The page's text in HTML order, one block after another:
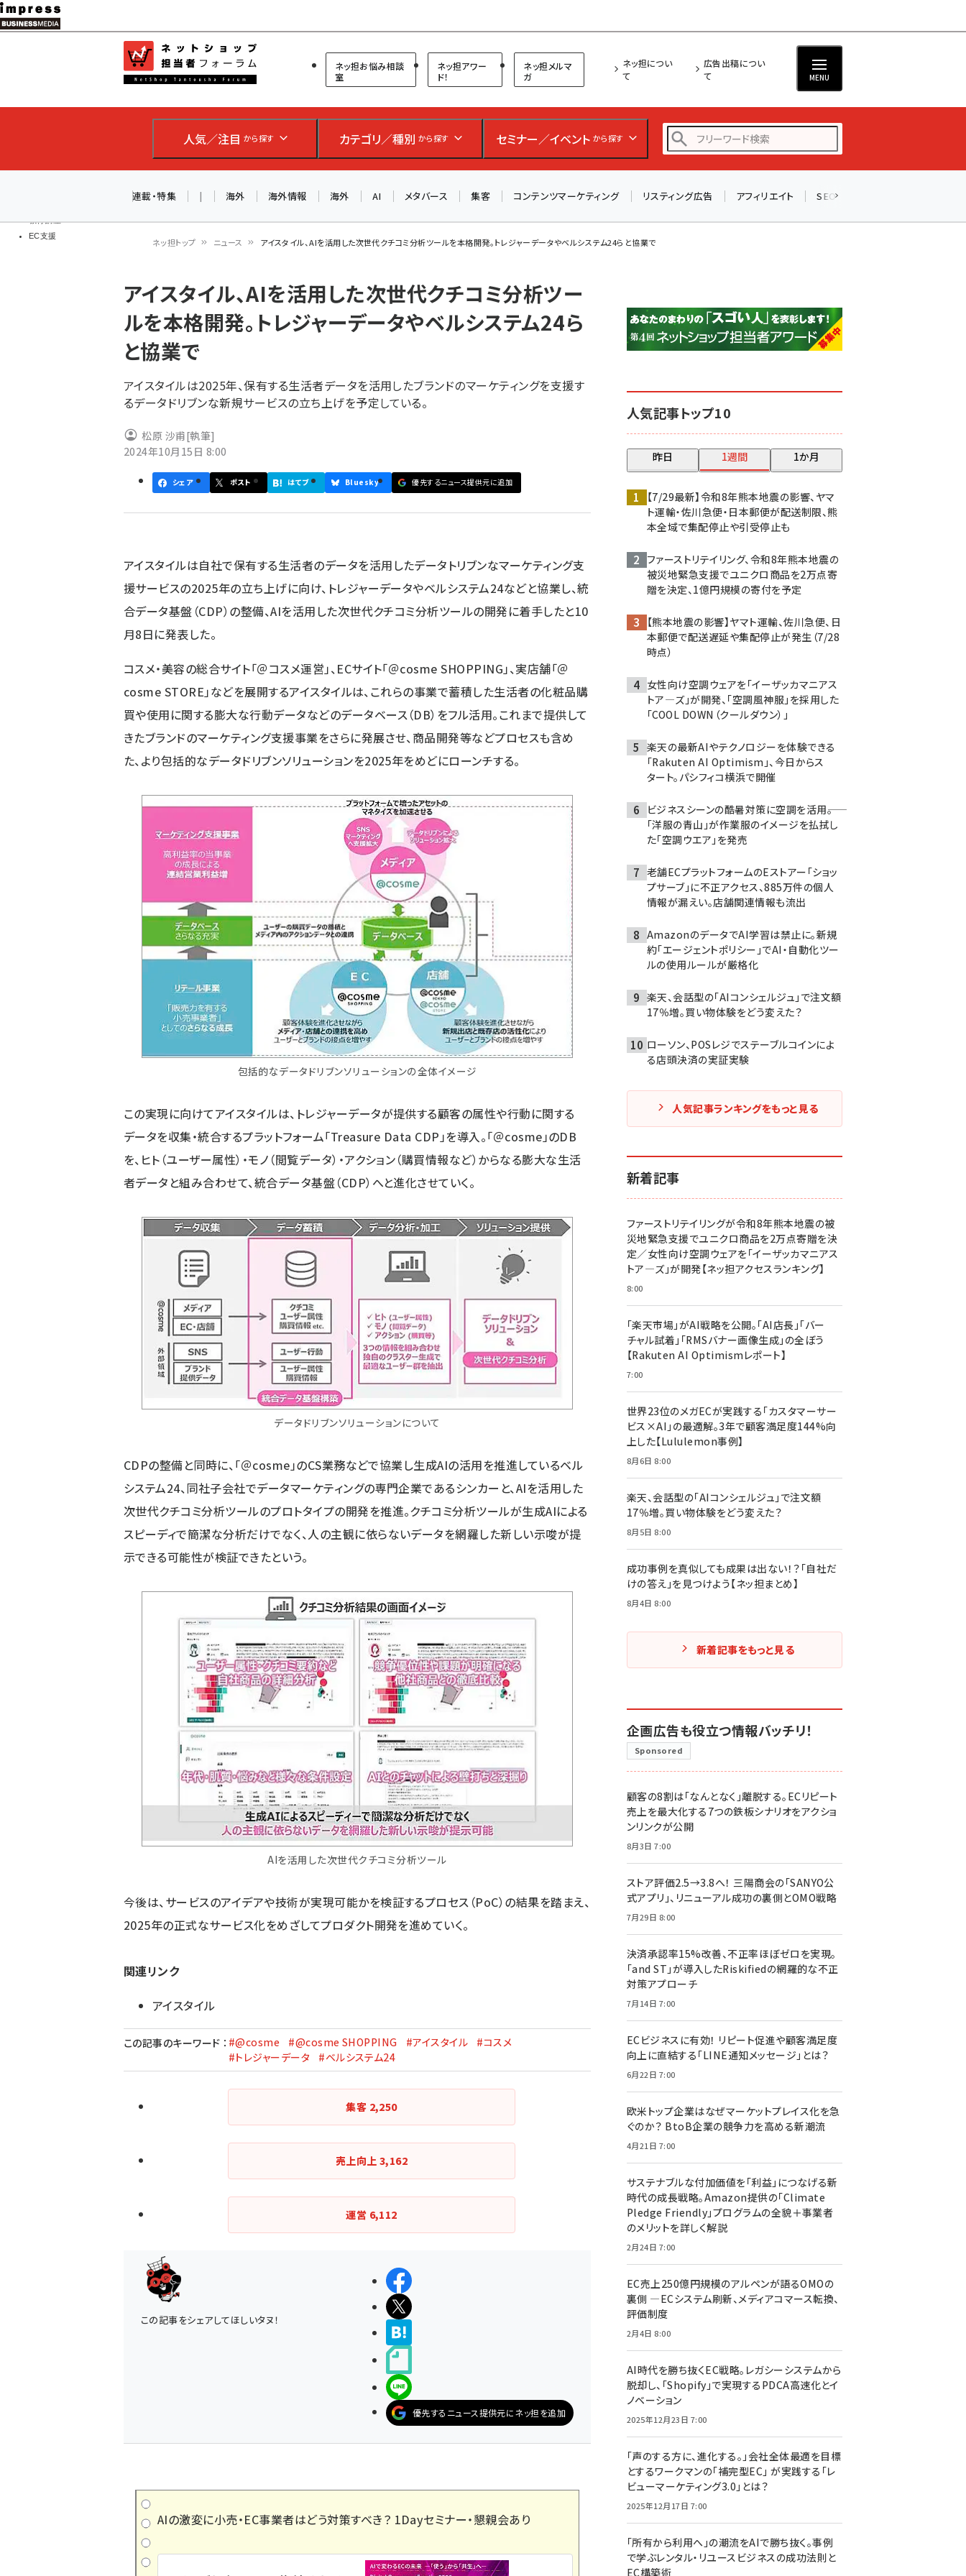
メ
イ
ン
ツ
移
教育講座
EC支援
ネットショップ担当者フォーラム
ネッ担お悩み相談
室
ネッ担アワー
ド！
ネッ担メルマ
ガ
ネッ担につい
て
広告出稿につい
て
MENU
人気／注目 から探す カテゴリ／種別 から探す セミナー／イベント から探す
アスクル (1119)
base (1075)
連載・特集 | 海外 海外情報 海外 AI メタバース 集客 コンテンツマーケティング リスティング広告 アフィリエイト SEO
ン
く
ず
ネッ担トップ ニュース アイスタイル、AIを活用した次世代クチコミ分析ツールを本格開発。トレジャーデータやベルシステム24らと協業で
アイスタイル、AIを活用した次世代クチコミ分析ツー
ルを本格開発。トレジャーデータやベルシステム24ら
と協業で
アイスタイルは2025年、保有する生活者データを活用したブランドのマーケティングを支援す
るデータドリブンな新規サービスの立ち上げを予定している。
松原 沙甫[執筆]
2024年10月15日 8:00
シェア ポスト はてブ Bluesky 優先するニュース提供元に追加
アイスタイルは自社で保有する生活者のデータを活用したデータトリブンなマーケティング支
援サービスの2025年の立ち上げに向け、トレジャーデータやベルシステム24などと協業し、統
合データ基盤（CDP）の整備、AIを活用した次世代クチコミ分析ツールの開発に着手したと10
月8日に発表した。
コスメ・美容の総合サイト「＠コスメ運営」、ECサイト「＠cosme SHOPPING」、実店舗「＠
cosme STORE」などを展開するアイスタイルは、これらの事業で蓄積した生活者の化粧品購
買や使用に関する膨大な行動データなどのデータベース（DB）をフル活用。これまで提供して
きたブランドのマーケティング支援事業をさらに発展させ、商品開発等などプロセスも含め
た、より包括的なデータドリブンソリューションを2025年をめどにローンチする。
包括的なデータドリブンソリューションの全体イメージ​​​​​
この実現に向けてアイスタイルは、トレジャーデータが提供する顧客の属性や行動に関する
データを収集・統合するプラットフォーム「Treasure Data CDP」を導入。「＠cosme」のDB
を、ヒト（ユーザー属性）・モノ（閲覧データ）・アクション（購買情報など）からなる膨大な生活
者データと組み合わせて、統合データ基盤（CDP）へと進化させていく。
データドリブンソリューションについて
CDPの整備と同時に、「＠cosme」のCS業務などで協業し生成AIの活用を推進しているベル
システム24、同社子会社でデータマーケティングの専門企業であるシンカーと、AIを活用した
次世代クチコミ分析ツールのプロトタイプの開発を推進。クチコミ分析ツールが生成AIによる
スピーディで簡潔な分析だけでなく、人の主観に依らないデータを網羅した新しい示唆が提
示できる可能性が検証できたという。
AIを活用した次世代クチコミ分析ツール
今後は、サービスのアイデアや技術が実現可能かを検証するプロセス（PoC）の結果を踏まえ、
2025年の正式なサービス化をめざしてプロダクト開発を進めていく。
関連リンク
アイスタイル
この記事のキーワード ： #@cosme #@cosme SHOPPING #アイスタイル
#コスメ
#トレジャーデータ
#ベルシステム24
集客 2,250
売上向上 3,162
運営 6,112
この記事をシェアしてほしいタヌ！
優先するニュース提供元にネッ担を追加
AIの激変に小売・EC事業者はどう対策すべき？ 1Dayセミナー・懇親会あり
人気記事トップ10
昨日 1週間 1か月
【7/29最新】令和8年熊本地震の影響、ヤマ
ト運輸・佐川急便・日本郵便が配送制限、熊
本全域で集配停止や引受停止も
ファーストリテイリング、令和8年熊本地震の
被災地緊急支援でユニクロ商品を2万点寄
贈を決定、1億円規模の寄付を予定
【熊本地震の影響】ヤマト運輸、佐川急便、日
本郵便で配送遅延や集配停止が発生（7/28
時点）
女性向け空調ウェアを「イーザッカマニアス
トア―ズ」が開発、「空調風神服」を採用した
「COOL DOWN（クールダウン）」
楽天の最新AIやテクノロジーを体験できる
「Rakuten AI Optimism」、今日からス
タート。パシフィコ横浜で開催
ビジネスシーンの酷暑対策に空調を活用――。
「洋服の青山」が作業服のイメージを払拭し
た「空調ウエア」を発売
老舗ECプラットフォームのEストアー「ショッ
プサーブ」に不正アクセス、885万件の個人
情報が漏えい。店舗関連情報も流出
AmazonのデータでAI学習は禁止に。新規
約「エージェントポリシー」でAI・自動化ツー
ルの使用ルールが厳格化
楽天、会話型の「AIコンシェルジュ」で注文額
17％増。買い物体験をどう変えた？
ローソン、POSレジでステーブルコインによ
る店頭決済の実証実験
人気記事ランキングをもっと見る
新着記事
ファーストリテイリングが令和8年熊本地震の被
災地緊急支援でユニクロ商品を2万点寄贈を決
定／女性向け空調ウェアを「イーザッカマニアス
トア―ズ」が開発【ネッ担アクセスランキング】
8:00
「楽天市場」がAI戦略を公開。「AI店長」「バー
チャル試着」「RMSバナー画像生成」の全ぼう
【Rakuten AI Optimismレポート】
7:00
世界23位のメガECが実践する「カスタマーサー
ビス×AI」の最適解。3年で顧客満足度144%向
上した【Lululemon事例】
8月6日 8:00
楽天、会話型の「AIコンシェルジュ」で注文額
17％増。買い物体験をどう変えた？
8月5日 8:00
成功事例を真似しても成果は出ない！？「自社だ
けの答え」を見つけよう【ネッ担まとめ】
8月4日 8:00
新着記事をもっと見る
企画広告も役立つ情報バッチリ！
Sponsored
顧客の8割は「なんとなく」離脱する。ECリピート
売上を最大化する7つの鉄板シナリオをアクショ
ンリンクが公開
8月3日 7:00
ストア評価2.5→3.8へ！ 三陽商会の「SANYO公
式アプリ」、リニューアル成功の裏側とOMO戦略
7月29日 8:00
決済承認率15%改善、不正率ほぼゼロを実現。
「and ST」が導入したRiskifiedの網羅的な不正
対策アプローチ
7月14日 7:00
ECビジネスに有効！ リピート促進や顧客満足度
向上に直結する「LINE通知メッセージ」とは？
6月22日 7:00
欧米トップ企業はなぜマーケットプレイス化を急
ぐのか？ BtoB企業の競争力を高める新潮流
4月21日 7:00
サステナブルな付加価値を「利益」につなげる新
時代の成長戦略。Amazon提供の「Climate
Pledge Friendly」プログラムの全貌＋事業者
のメリットを詳しく解説
2月24日 7:00
EC売上250億円規模のアルペンが語るOMOの
裏側 ―ECシステム刷新、メディアコマース転換、
評価制度
2月4日 8:00
AI時代を勝ち抜くEC戦略。レガシーシステムから
脱却し、「Shopify」で実現するPDCA高速化とイ
ノベーション
2025年12月23日 7:00
「声のする方に、進化する。」会社全体最適を目標
とするワークマンの「補完型EC」 が実践する「レ
ビューマーケティング3.0」とは？
2025年12月17日 7:00
「所有から利用へ」の潮流をAIで勝ち抜く。事例
で学ぶレンタル・リユースビジネスの成功法則と
EC構築術